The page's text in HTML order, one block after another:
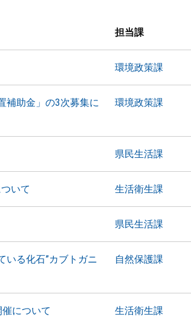
担当課
環境政策課
補助金」の3次募集に
環境政策課
県民生活課
いて 生活衛生課
県民生活課
いる化石”カブトガニ
自然保護課
について 生活衛生課